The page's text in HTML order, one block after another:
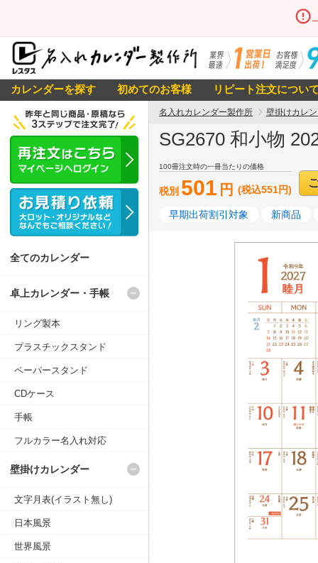
カレンダーを探す 初めてのお客様 リピート注文につい
名入れカレンダー製作所 壁掛けカレ
SG2670 和小物
100冊注文時の一冊当たりの価格
税別 501 円 (税込551円)
早期出荷割引対象 新商品
全てのカレンダー
卓上カレンダー・手帳
リング製本
プラスチックスタンド
ペーパースタンド
CDケース
手帳
フルカラー名入れ対応
壁掛けカレンダー
文字月表(イラスト無し)
日本風景
世界風景